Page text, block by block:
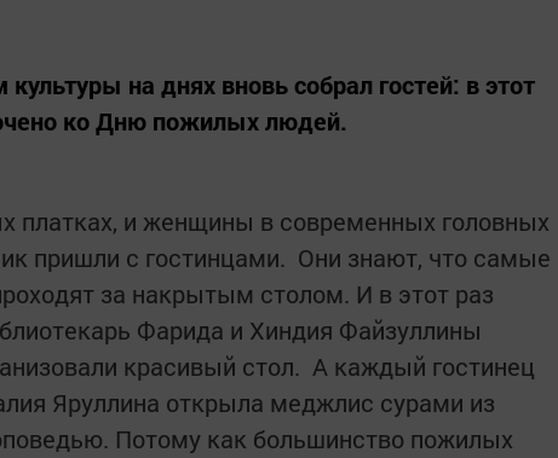
на днях вновь собрал гостей: в этот
ко Дню пожилых людей.
платках, и женщины в современных головных
пришли с гостинцами. Они знают, что самые
за накрытым столом. И в этот раз
Фарида и Хиндия Файзуллины
красивый стол. А каждый гостинец
Яруллина открыла меджлис сурами из
Потому как большинство пожилых